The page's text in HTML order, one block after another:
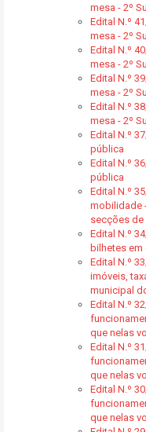
mesa - 2º
Edital N.º
mesa - 2º
Edital N.º
mesa - 2º
Edital N.º
mesa - 2º
Edital N.º
mesa - 2º
Edital N.º
pública
Edital N.º
pública
Edital N.º
mobilidade
secções de
Edital N.º
bilhetes
Edital N.º
imóveis,
municipal
Edital N.º
que nelas
Edital N.º
que nelas
Edital N.º
que nelas